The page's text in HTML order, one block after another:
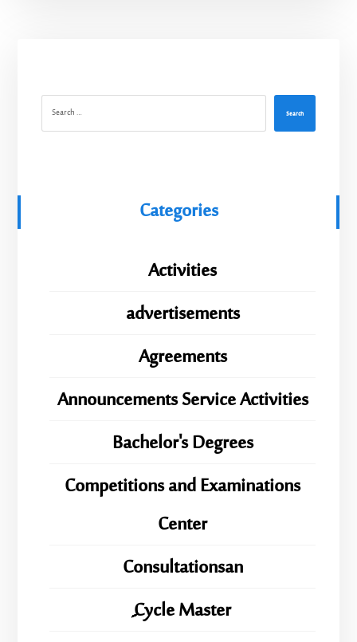
Search
Categories
Activities
advertisements
Agreements
Announcements Service Activities
Bachelor's Degrees
Competitions and Examinations
Center
Consultationsan
ِِِCycle Master